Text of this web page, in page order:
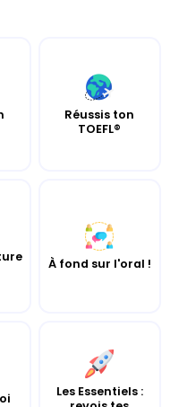
Réussis ton
TOEFL®
À fond sur l'oral !
Les Essentiels :